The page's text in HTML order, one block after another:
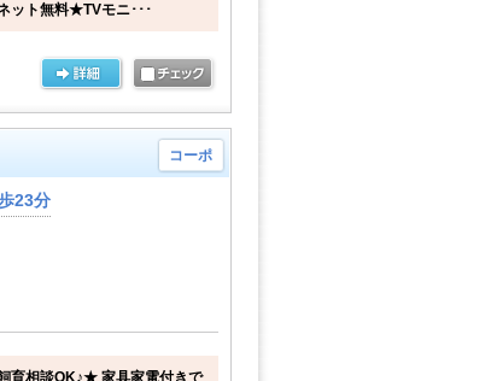
ット無料★TVモニ･･･
コーポ
23分
育相談OK♪★ 家具家電付きで